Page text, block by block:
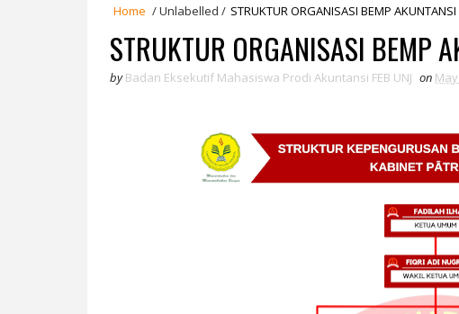
Home /Unlabelled / STRUKTUR ORGANISASI BEMP
STRUKTUR ORGANISASI BEMP
by Badan Eksekutif Mahasiswa Prodi Akuntansi FEB UNJ on